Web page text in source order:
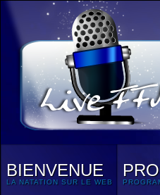
BIENVENUE
LA NATATION SUR LE WEB